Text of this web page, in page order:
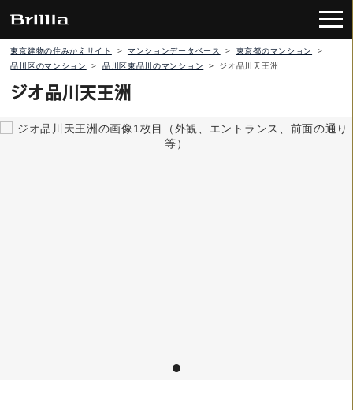
東京建物の住みかえサイト > マンションデータベース > 東京都のマンション
>
品川区のマンション
> 品川区東品川のマンション > ジオ品川天王洲
ジオ品川天王洲